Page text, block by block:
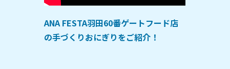
ANA FESTA羽田60番ゲートフード店
の手づくりおにぎりをご紹介！